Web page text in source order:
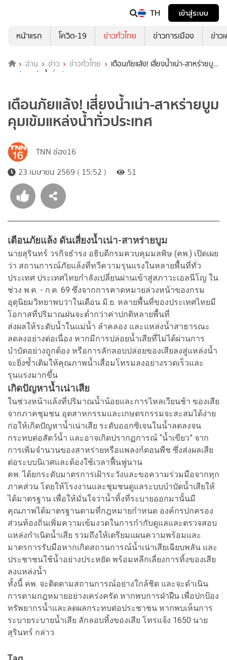
TH
เข้าสู่ระบบ
หน้าแรก
โควิด-19 ข่าวทั่วไทย ข่าวการเมือง ข่าว
อ่าน ข่าว ข่าวทั่วไทย
เตือนภัยแล้ง! เสี่ยงน้ำเน่า-สาหร่ายบูม
คุมเข้มแหล่งน้ำทั่วประเทศ
เตือนภัยแล้ง! เสี่ยงน้ำเน่า-สาหร่ายบูม
คุมเข้มแหล่งน้ำทั่วประเทศ
TNN ช่อง16
23 เมษายน 2569 ( 15:52 )
51
เตือนภัยแล้ง ดันเสี่ยงน้ำเน่า-สาหร่ายบูม
นายสุรินทร์ วรกิจธำรง อธิบดีกรมควบคุมมลพิษ (คพ.) เปิดเผย
ว่า สถานการณ์ภัยแล้งที่ทวีความรุนแรงในหลายพื้นที่ทั่ว
ประเทศ ประเทศไทยกำลังเปลี่ยนผ่านเข้าสู่สภาวะเอลนีโญ ใน
ช่วง พ.ค. - ก.ค. 69 ซึ่งจากการคาดหมายล่วงหน้าของกรม
อุตุนิยมวิทยาพบว่าในเดือน มิ.ย. หลายพื้นที่ของประเทศไทยมี
โอกาสที่ปริมาณฝนจะต่ำกว่าค่าปกติหลายพื้นที่
ส่งผลให้ระดับน้ำในแม่น้ำ ลำคลอง และแหล่งน้ำสาธารณะ
ลดลงอย่างต่อเนื่อง หากมีการปล่อยน้ำเสียที่ไม่ได้ผ่านการ
บำบัดอย่างถูกต้อง หรือการลักลอบปล่อยของเสียลงสู่แหล่งน้ำ
จะยิ่งซ้ำเติมให้คุณภาพน้ำเสื่อมโทรมลงอย่างรวดเร็วและ
รุนแรงมากขึ้น
เกิดปัญหาน้ำเน่าเสีย
ในช่วงหน้าแล้งที่ปริมาณน้ำน้อยและการไหลเวียนช้า ของเสีย
จากภาคชุมชน อุตสาหกรรมและเกษตรกรรมจะสะสมได้ง่าย
ก่อให้เกิดปัญหาน้ำเน่าเสีย ระดับออกซิเจนในน้ำลดลงจน
กระทบต่อสัตว์น้ำ และอาจเกิดปรากฏการณ์ “น้ำเขียว” จาก
การเพิ่มจำนวนของสาหร่ายหรือแพลงก์ตอนพืช ซึ่งส่งผลเสีย
ต่อระบบนิเวศและต้องใช้เวลาฟื้นฟูนาน
คพ. ได้ยกระดับมาตรการเฝ้าระวังและขอความร่วมมือจากทุก
ภาคส่วน โดยให้โรงงานและชุมชนดูแลระบบบำบัดน้ำเสียให้
ได้มาตรฐาน เพื่อให้มั่นใจว่าน้ำทิ้งที่ระบายออกมานั้นมี
คุณภาพได้มาตรฐานตามที่กฎหมายกำหนด องค์กรปกครอง
ส่วนท้องถิ่นเพิ่มความเข้มงวดในการกำกับดูแลและตรวจสอบ
แหล่งกำเนิดน้ำเสีย รวมถึงให้เตรียมแผนความพร้อมและ
มาตรการรับมือหากเกิดสถานการณ์น้ำเน่าเสียเฉียบพลัน และ
ประชาชนใช้น้ำอย่างประหยัด พร้อมหลีกเลี่ยงการทิ้งของเสีย
ลงแหล่งน้ำ
ทั้งนี้ คพ. จะติดตามสถานการณ์อย่างใกล้ชิด และจะดำเนิน
การตามกฎหมายอย่างเคร่งครัด หากพบการฝ่าฝืน เพื่อปกป้อง
ทรัพยากรน้ำและลดผลกระทบต่อประชาชน หากพบเห็นการ
ระบายระบายน้ำเสีย ลักลอบทิ้งของเสีย โทรแจ้ง 1650 นาย
สุรินทร์ กล่าว